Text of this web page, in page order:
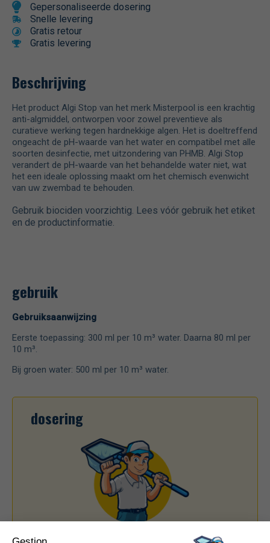
Gepersonaliseerde dosering
Snelle levering
Gratis retour
Gratis levering
Beschrijving
Het product Algi Stop van het merk Misterpool is een krachtig
anti-algmiddel, ontworpen voor zowel preventieve als
curatieve werking tegen hardnekkige algen. Het is doeltreffend
ongeacht de pH-waarde van het water en compatibel met alle
soorten desinfectie, met uitzondering van PHMB. Algi Stop
verandert de pH-waarde van het behandelde water niet, wat
het een ideale oplossing maakt om het chemisch evenwicht
van uw zwembad te behouden.
Gebruik biociden voorzichtig. Lees vóór gebruik het etiket
en de productinformatie.
gebruik
Gebruiksaanwijzing
Eerste toepassing: 300 ml per 10 m³ water. Daarna 80 ml per
10 m³.
Bij groen water: 500 ml per 10 m³ water.
dosering
Goed nieuws! Door uw zwembad op MisterPool